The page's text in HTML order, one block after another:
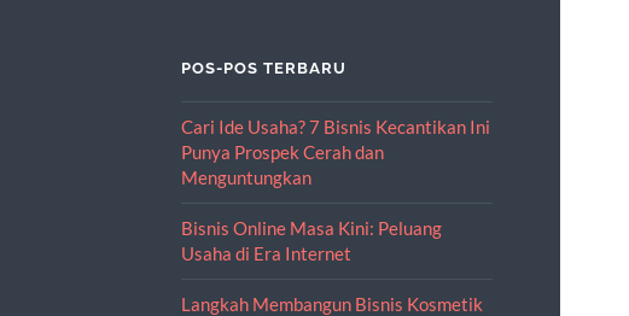
POS-POS TERBARU
Cari Ide Usaha? 7 Bisnis Kecantikan Ini
Punya Prospek Cerah dan
Menguntungkan
Bisnis Online Masa Kini: Peluang
Usaha di Era Internet
Langkah Membangun Bisnis Kosmetik